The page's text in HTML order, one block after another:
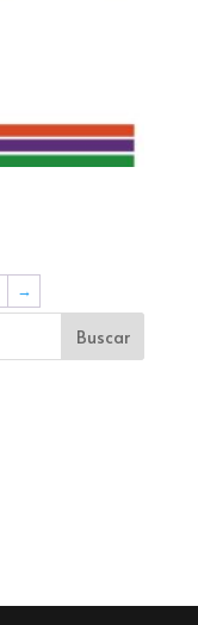
→